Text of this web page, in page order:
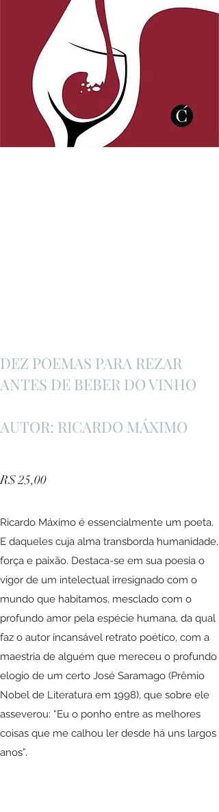
DEZ POEMAS PARA REZAR
ANTES DE BEBER DO VINHO
AUTOR: RICARDO MÁXIMO
R$ 25,00
Ricardo Máximo é essencialmente um poeta.
E daqueles cuja alma transborda humanidade,
força e paixão. Destaca-se em sua poesia o
vigor de um intelectual irresignado com o
mundo que habitamos, mesclado com o
profundo amor pela espécie humana, da qual
faz o autor incansável retrato poético, com a
maestria de alguém que mereceu o profundo
elogio de um certo José Saramago (Prêmio
Nobel de Literatura em 1998), que sobre ele
asseverou: “Eu o ponho entre as melhores
coisas que me calhou ler desde há uns largos
anos”.